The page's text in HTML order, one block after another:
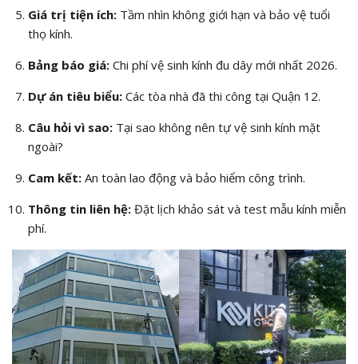
Giá trị tiện ích:Tầm nhìn không giới hạn và bảo vệ tuổi
thọ kính.
Bảng báo giá:Chi phí vệ sinh kính đu dây mới nhất 2026.
Dự án tiêu biểu:Các tòa nhà đã thi công tại Quận 12.
Câu hỏi vì sao:Tại sao không nên tự vệ sinh kính mặt
ngoài?
Cam kết:An toàn lao động và bảo hiểm công trình.
Thông tin liên hệ:Đặt lịch khảo sát và test mẫu kính miễn
phí.